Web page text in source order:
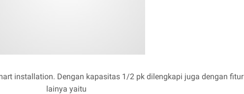
installation. Dengan kapasitas 1/2 pk dilengkapi juga dengan fitur
lainya yaitu